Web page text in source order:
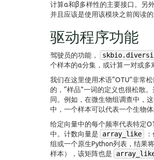
计算α和β多样性的主要接口。另
并且应该是使用该模块之前阅读的
驱动程序功能
驾驶员的功能，
个样本的α分集，或计算一对或多
我们在这里使用术语“OTU”非常
的，“样品”一词的定义也很松散
同。例如，在微生物组调查中，
中，一个样本可以代表一个生物体
给定向量中的每个频率代表特定
中。计数向量是
array_like
组或一个原生Python列表，结果
样本），该矩阵也是